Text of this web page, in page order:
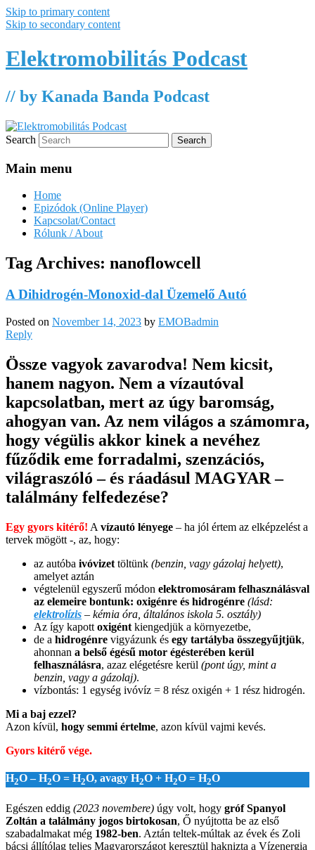
Skip to primary content
Skip to secondary content
Elektromobilitás Podcast
// by Kanada Banda Podcast
Search
Main menu
Home
Epizódok (Online Player)
Kapcsolat/Contact
Rólunk / About
Tag Archives: nanoflowcell
A Dihidrogén-Monoxid-dal Üzemelő Autó
Posted on November 14, 2023 by EMOBadmin
Reply
Össze vagyok zavarodva! Nem kicsit,
hanem nagyon. Nem a vízautóval
kapcsolatban, mert az úgy baromság,
ahogyan van. Az nem világos a számomra,
hogy végülis akkor kinek a nevéhez
fűződik eme forradalmi, szenzációs,
világraszóló – és ráadásul MAGYAR –
találmány felfedezése?
Egy gyors kitérő! A vízautó lényege – ha jól értem az elképzelést a
tervek mögött -, az, hogy:
az autóba ivóvizet töltünk (benzin, vagy gázolaj helyett),
amelyet aztán
végtelenül egyszerű módon elektromosáram felhasználásval
az elemeire bontunk: oxigénre és hidrogénre (lásd:
elektrolízis – kémia óra, általános iskola 5. osztály)
Az így kapott oxigént kiengedjük a környezetbe,
de a hidrogénre vigyázunk és egy tartályba összegyűjtjük,
ahonnan a belső égésű motor égésterében kerül
felhasználásra, azaz elégetésre kerül (pont úgy, mint a
benzin, vagy a gázolaj).
vízbontás: 1 egység ivóvíz = 8 rész oxigén + 1 rész hidrogén.
Mi a baj ezzel?
Azon kívül, hogy semmi értelme, azon kívül vajmi kevés.
Gyors kitérő vége.
H2O –H2O = H2O, avagy H2O + H2O = H2O
Egészen eddig (2023 novembere) úgy volt, hogy gróf Spanyol
Zoltán a találmány jogos birtokosan, Ő nyújtotta be az első
szabadalmakat még 1982-ben. Aztán teltek-múltak az évek és Zoli
bácsi állítólag teljes Magyarországot keresztül haknizta a Vízenergia